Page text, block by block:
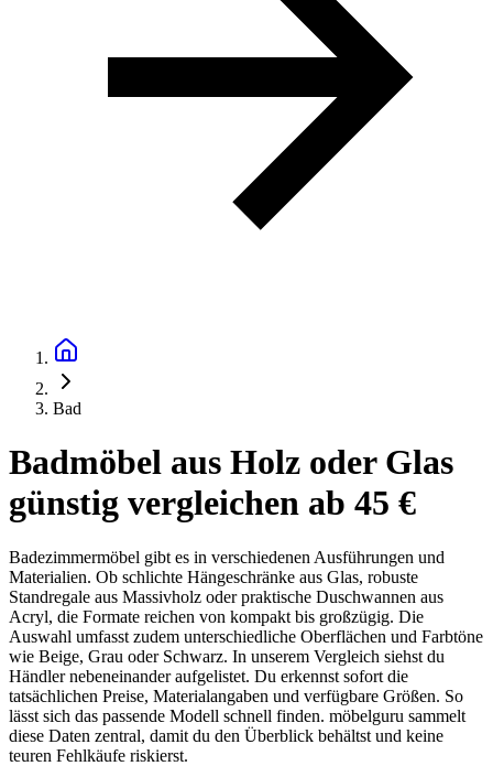
Bad
Badmöbel aus Holz oder Glas
günstig vergleichen ab 45 €
Badezimmermöbel gibt es in verschiedenen Ausführungen und
Materialien. Ob schlichte Hängeschränke aus Glas, robuste
Standregale aus Massivholz oder praktische Duschwannen aus
Acryl, die Formate reichen von kompakt bis großzügig. Die
Auswahl umfasst zudem unterschiedliche Oberflächen und Farbtöne
wie Beige, Grau oder Schwarz. In unserem Vergleich siehst du
Händler nebeneinander aufgelistet. Du erkennst sofort die
tatsächlichen Preise, Materialangaben und verfügbare Größen. So
lässt sich das passende Modell schnell finden. möbelguru sammelt
diese Daten zentral, damit du den Überblick behältst und keine
teuren Fehlkäufe riskierst.